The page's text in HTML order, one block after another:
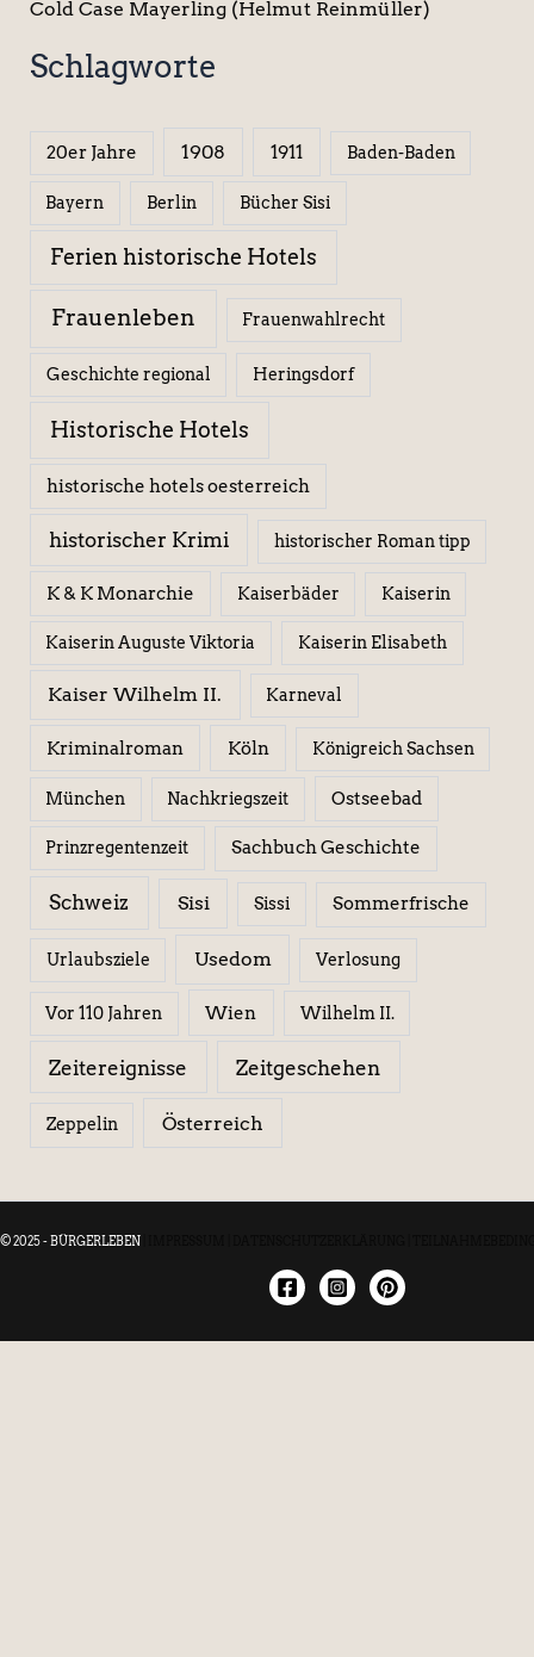
Cold Case Mayerling (Helmut Reinmüller)
Schlagworte
20er Jahre 1908 1911 Baden-Baden
Bayern Berlin Bücher Sisi
Ferien historische Hotels
Frauenleben Frauenwahlrecht
Geschichte regional Heringsdorf
Historische Hotels
historische hotels oesterreich
historischer Krimi historischer Roman tipp
K & K Monarchie Kaiserbäder Kaiserin
Kaiserin Auguste Viktoria Kaiserin Elisabeth
Kaiser Wilhelm II. Karneval
Kriminalroman Köln Königreich Sachsen
München Nachkriegszeit Ostseebad
Prinzregentenzeit Sachbuch Geschichte
Schweiz Sisi Sissi Sommerfrische
Urlaubsziele Usedom Verlosung
Vor 110 Jahren Wien Wilhelm II.
Zeitereignisse Zeitgeschehen
Zeppelin Österreich
© 2025 - BÜRGERLEBEN